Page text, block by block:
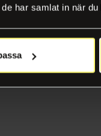
har samlat in när